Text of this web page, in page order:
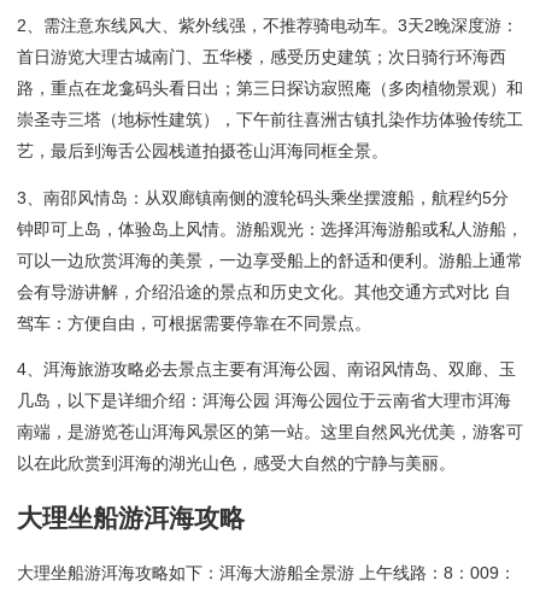
2、需注意东线风大、紫外线强，不推荐骑电动车。3天2晚深度游：
首日游览大理古城南门、五华楼，感受历史建筑；次日骑行环海西
路，重点在龙龛码头看日出；第三日探访寂照庵（多肉植物景观）和
崇圣寺三塔（地标性建筑），下午前往喜洲古镇扎染作坊体验传统工
艺，最后到海舌公园栈道拍摄苍山洱海同框全景。
3、南邵风情岛：从双廊镇南侧的渡轮码头乘坐摆渡船，航程约5分
钟即可上岛，体验岛上风情。游船观光：选择洱海游船或私人游船，
可以一边欣赏洱海的美景，一边享受船上的舒适和便利。游船上通常
会有导游讲解，介绍沿途的景点和历史文化。其他交通方式对比 自
驾车：方便自由，可根据需要停靠在不同景点。
4、洱海旅游攻略必去景点主要有洱海公园、南诏风情岛、双廊、玉
几岛，以下是详细介绍：洱海公园 洱海公园位于云南省大理市洱海
南端，是游览苍山洱海风景区的第一站。这里自然风光优美，游客可
以在此欣赏到洱海的湖光山色，感受大自然的宁静与美丽。
大理坐船游洱海攻略
大理坐船游洱海攻略如下：洱海大游船全景游 上午线路：8：009：